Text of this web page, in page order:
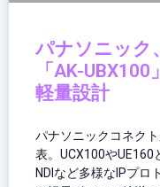
パナソニック
「AK-
軽量設計
パナソニックコネク
表。UCX100や
NDIなど多様なIPプロ